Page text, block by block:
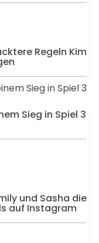
Regeln Kim
Sieg in Spiel 3
und Sasha die
auf Instagram